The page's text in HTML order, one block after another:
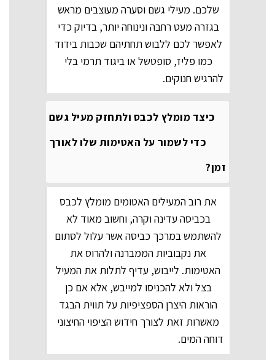
שלכם. מעילי גשם וסערה מעוצבים מראש
בגזרה מעט רחבה ונינוחה יותר, בדיוק כדי
לאפשר לכם ללבוש תחתיהם שכבות בידוד
כמו פליז, סופטשל או ביגוד תרמי בלי
להרגיש חנוקים.
כיצד מומלץ לכבס ולתחזק מעיל גשם
כדי לשמור על האטימות שלו לאורך
זמן?
את רוב המעילים האטומים מומלץ לכבס
בכביסה עדינה וקרה, וחשוב מאוד לא
להשתמש במרכך כביסה אשר עלול לסתום
את נקבוביות הממברנה ולהרוס את
האטימות. לייבוש, עדיף לתלות את המעיל
בצל ולא להכניסו למייבש, אלא אם כן
הוראות היצרן הספציפיות על תווית הבגד
מאשרות זאת לצורך חידוש הציפוי החיצוני
דוחה המים.